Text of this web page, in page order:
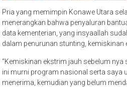
Pria yang memimpin Konawe Utara
menerangkan bahwa penyaluran
data kementerian, yang insyaallah
dalam penurunan stunting, kemiskinan
“Kemiskinan ekstrim jauh sebelum nya
ini murni program nasional serta saya
menerima, kemudian yang belum